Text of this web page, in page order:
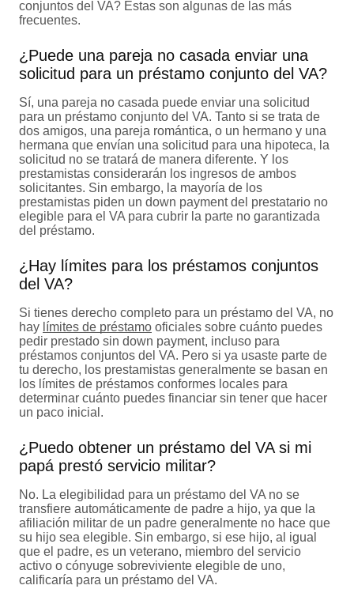
conjuntos del VA? Estas son algunas de las más
frecuentes.
¿Puede una pareja no casada enviar una
solicitud para un préstamo conjunto del VA?
Sí, una pareja no casada puede enviar una solicitud
para un préstamo conjunto del VA. Tanto si se trata de
dos amigos, una pareja romántica, o un hermano y una
hermana que envían una solicitud para una hipoteca, la
solicitud no se tratará de manera diferente. Y los
prestamistas considerarán los ingresos de ambos
solicitantes. Sin embargo, la mayoría de los
prestamistas piden un down payment del prestatario no
elegible para el VA para cubrir la parte no garantizada
del préstamo.
¿Hay límites para los préstamos conjuntos
del VA?
Si tienes derecho completo para un préstamo del VA, no
hay límites de préstamo oficiales sobre cuánto puedes
pedir prestado sin down payment, incluso para
préstamos conjuntos del VA. Pero si ya usaste parte de
tu derecho, los prestamistas generalmente se basan en
los límites de préstamos conformes locales para
determinar cuánto puedes financiar sin tener que hacer
un paco inicial.
¿Puedo obtener un préstamo del VA si mi
papá prestó servicio militar?
No. La elegibilidad para un préstamo del VA no se
transfiere automáticamente de padre a hijo, ya que la
afiliación militar de un padre generalmente no hace que
su hijo sea elegible. Sin embargo, si ese hijo, al igual
que el padre, es un veterano, miembro del servicio
activo o cónyuge sobreviviente elegible de uno,
calificaría para un préstamo del VA.